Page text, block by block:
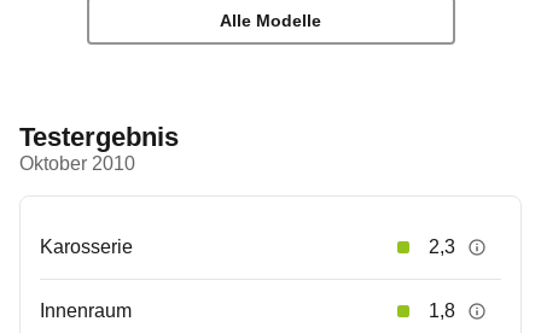
Alle Modelle
Testergebnis
Oktober 2010
Karosserie 2,3
Innenraum 1,8